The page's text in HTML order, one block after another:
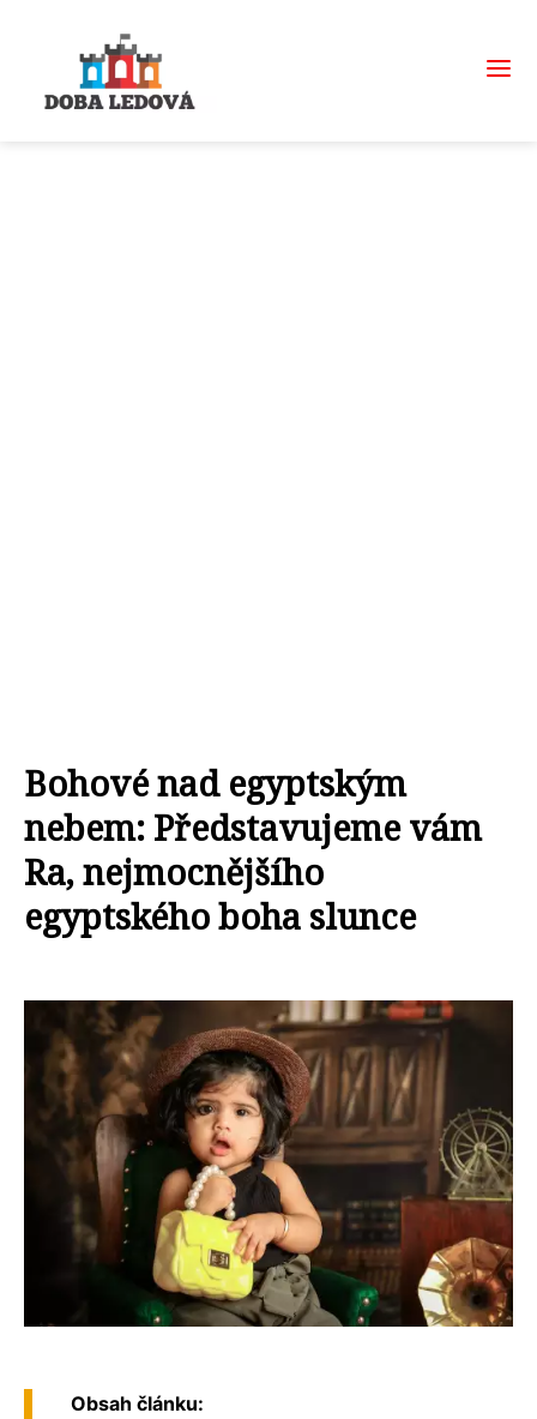
Bohové nad egyptským
nebem: Představujeme vám
Ra, nejmocnějšího
egyptského boha slunce
Obsah článku: